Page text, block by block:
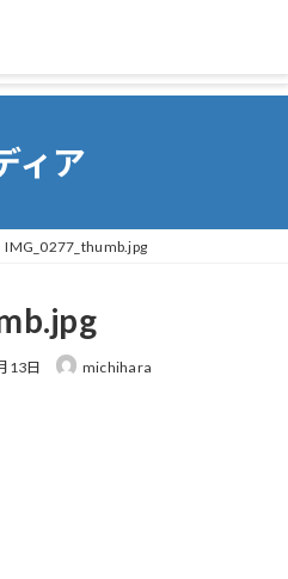
ィア
IMG_0277_thumb.jpg
13日 michihara